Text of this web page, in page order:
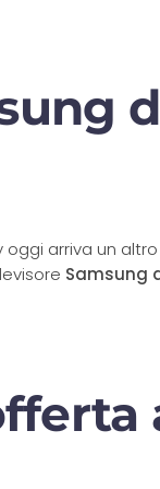
oggi arriva un altro
Samsung